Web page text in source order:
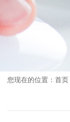
您现在的位置： 首页